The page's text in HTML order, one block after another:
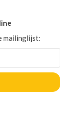
mailinglijst: